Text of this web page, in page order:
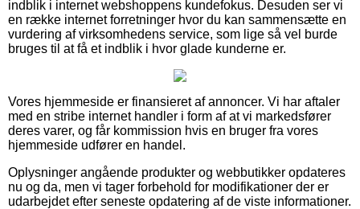
indblik i internet webshoppens kundefokus. Desuden ser vi
en række internet forretninger hvor du kan sammensætte en
vurdering af virksomhedens service, som lige så vel burde
bruges til at få et indblik i hvor glade kunderne er.
Vores hjemmeside er finansieret af annoncer. Vi har aftaler
med en stribe internet handler i form af at vi markedsfører
deres varer, og får kommission hvis en bruger fra vores
hjemmeside udfører en handel.
Oplysninger angående produkter og webbutikker opdateres
nu og da, men vi tager forbehold for modifikationer der er
udarbejdet efter seneste opdatering af de viste informationer.